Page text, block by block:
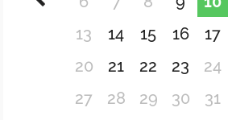
13
14 15 16 17
20
21 22 23 24
27
28 29 30 31